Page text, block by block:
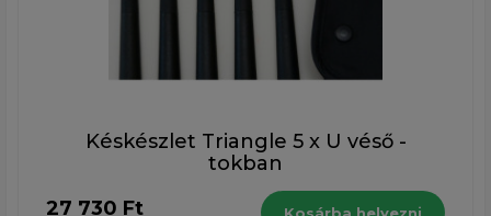
Késkészlet Triangle 5 x U véső -
tokban
27 730 Ft